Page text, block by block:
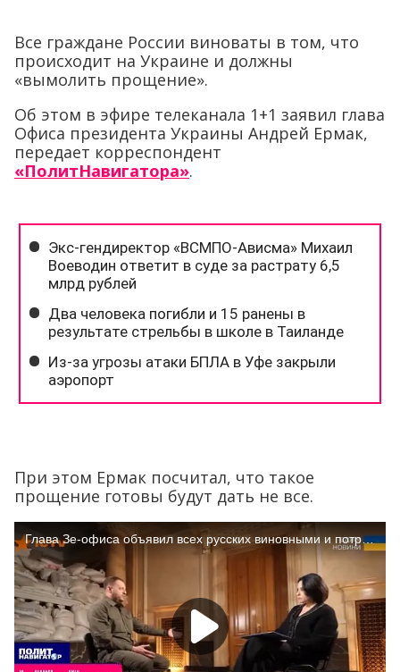
Все граждане России виноваты в том, что
происходит на Украине и должны
«вымолить прощение».
Об этом в эфире телеканала 1+1 заявил глава
Офиса президента Украины Андрей Ермак,
передает корреспондент
«ПолитНавигатора».
При этом Ермак посчитал, что такое
прощение готовы будут дать не все.